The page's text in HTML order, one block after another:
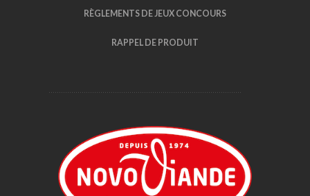
RÈGLEMENTS DE JEUX CONCOURS
RAPPEL DE PRODUIT